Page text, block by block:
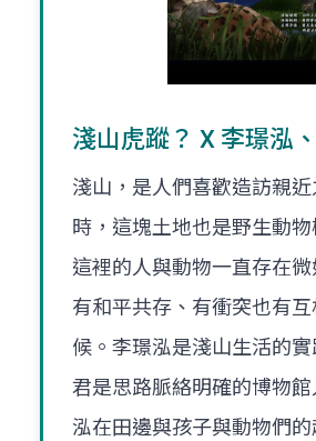
淺山虎蹤？ X 李璟泓
淺山，是人們喜歡造訪親近
時，這塊土地也是野生動物
這裡的人與動物一直存在微
有和平共存、有衝突也有
候。李璟泓是淺山生活的
君是思路脈絡明確的博物
泓在田邊與孩子與動物們